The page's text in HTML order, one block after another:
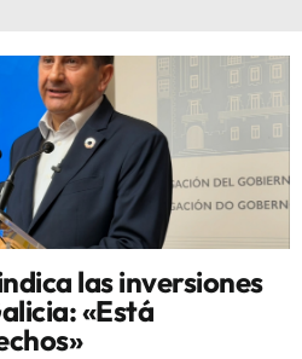
las inversiones
«Está